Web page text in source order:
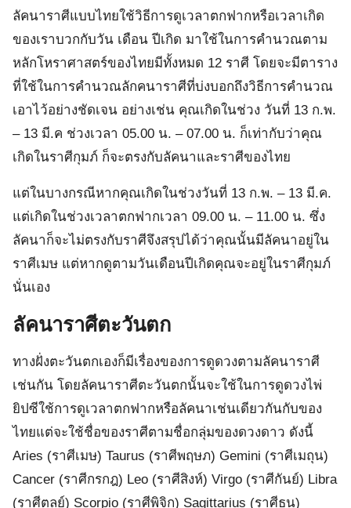
ลัคนาราศีแบบไทยใช้วิธีการดูเวลาตกฟากหรือเวลาเกิด
ของเราบวกกับวัน เดือน ปีเกิด มาใช้ในการคำนวณตาม
หลักโหราศาสตร์ของไทยมีทั้งหมด 12 ราศี โดยจะมีตาราง
ที่ใช้ในการคำนวณลักคนาราศีที่บ่งบอกถึงวิธีการคำนวณ
เอาไว้อย่างชัดเจน อย่างเช่น คุณเกิดในช่วง วันที่ 13 ก.พ.
– 13 มี.ค ช่วงเวลา 05.00 น. – 07.00 น. ก็เท่ากับว่าคุณ
เกิดในราศีกุมภ์ ก็จะตรงกับลัคนาและราศีของไทย
แต่ในบางกรณีหากคุณเกิดในช่วงวันที่ 13 ก.พ. – 13 มี.ค.
แต่เกิดในช่วงเวลาตกฟากเวลา 09.00 น. – 11.00 น. ซึ่ง
ลัคนาก็จะไม่ตรงกับราศีจึงสรุปได้ว่าคุณนั้นมีลัคนาอยู่ใน
ราศีเมษ แต่หากดูตามวันเดือนปีเกิดคุณจะอยู่ในราศีกุมภ์
นั่นเอง
ลัคนาราศีตะวันตก
ทางฝั่งตะวันตกเองก็มีเรื่องของการดูดวงตามลัคนาราศี
เช่นกัน โดยลัคนาราศีตะวันตกนั้นจะใช้ในการดูดวงไพ่
ยิปซีใช้การดูเวลาตกฟากหรือลัคนาเช่นเดียวกันกับของ
ไทยแต่จะใช้ชื่อของราศีตามชื่อกลุ่มของดวงดาว ดังนี้
Aries (ราศีเมษ) Taurus (ราศีพฤษภ) Gemini (ราศีเมถุน)
Cancer (ราศีกรกฎ) Leo (ราศีสิงห์) Virgo (ราศีกันย์) Libra
(ราศีตุลย์) Scorpio (ราศีพิจิก) Sagittarius (ราศีธนู)